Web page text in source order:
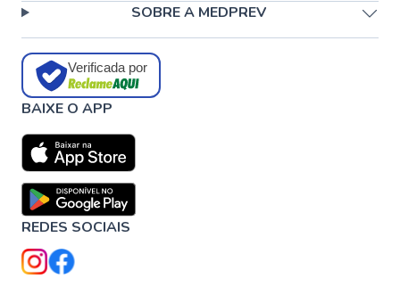
SOBRE A MEDPREV
Verificada por
BAIXE O APP
REDES SOCIAIS